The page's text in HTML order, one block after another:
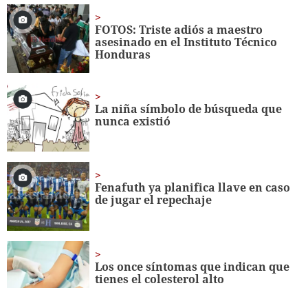
1
minute,
18
seconds
FOTOS: Triste adiós a maestro
asesinado en el Instituto Técnico
Honduras
La niña símbolo de búsqueda que
nunca existió
Fenafuth ya planifica llave en caso
de jugar el repechaje
Los once síntomas que indican que
tienes el colesterol alto